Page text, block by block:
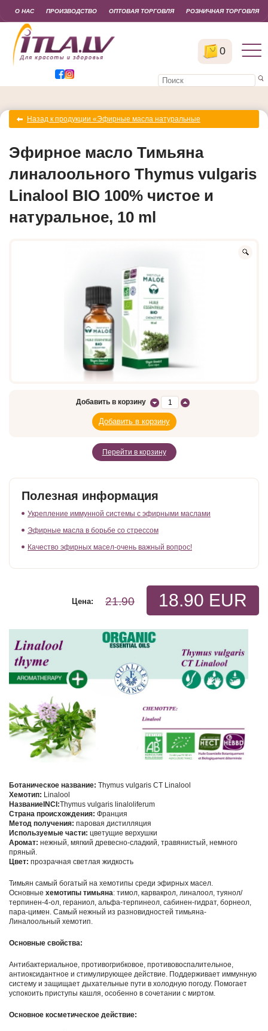
0
О НАС ПРОИЗВОДСТВО ОПТОВАЯ ТОРГОВЛЯ РОЗНИЧНАЯ ТОРГОВЛЯ
Назад к продукции «Эфирные масла натуральные
Эфирное масло Тимьяна
линалоольного Thymus vulgaris
Linalool BIO 100% чистое и
натуральное, 10 ml
Добавить в корзину
Перейти в корзину
Полезная информация
Укрепление иммунной системы с эфирными маслами
Эфирные масла в борьбе со стрессом
Качество эфирных масел-очень важный вопрос!
18.90 EUR
21.90
Цена:
Ботаническое название: Thymus vulgaris CT Linalool
Хемотип: Linalool
НазваниеINCI:Thymus vulgaris linaloliferum
Страна происхождения: Франция
Метод получения: паровая дистилляция
Используемые части: цветущие верхушки
Аромат: нежный, мягкий древесно-сладкий, травянистый, немного
пряный.
Цвет: прозрачная светлая жидкость
Тимьян самый богатый на хемотипы среди эфирных масел.
Основные хемотипы тимьяна: тимол, карвакрол, линалоол, туянол/
терпинен-4-ол, гераниол, альфа-терпинеол, сабинен-гидрат, борнеол,
пара-цимен. Самый нежный из разновидностей тимьяна-
Линалоольный хемотип.
Основные свойства:
Антибактериальное, противогрибковое, противовоспалительное,
антиоксидантное и стимулирующее действие. Поддерживает иммунную
систему и защищает дыхательные пути в холодную погоду. Помогает
успокоить приступы кашля, особенно в сочетании с миртом.
Основное косметическое действие: